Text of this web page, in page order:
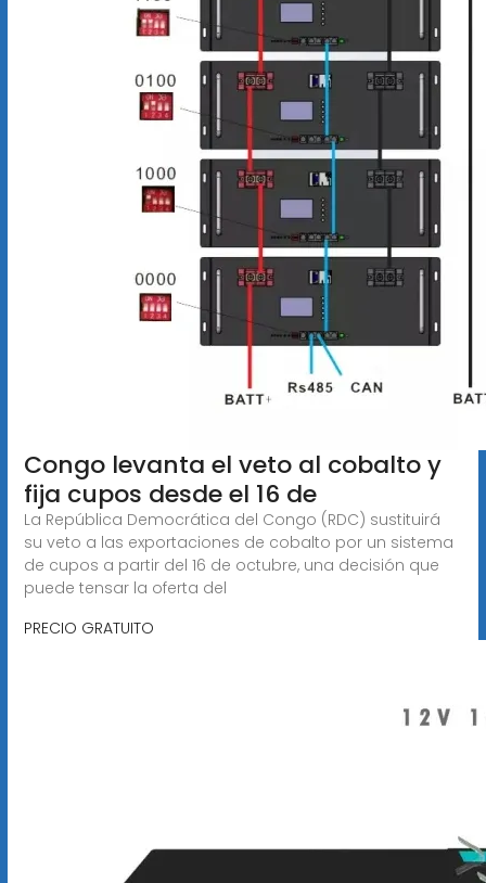
Congo levanta el veto al cobalto y
fija cupos desde el 16 de
La República Democrática del Congo (RDC) sustituirá
su veto a las exportaciones de cobalto por un sistema
de cupos a partir del 16 de octubre, una decisión que
puede tensar la oferta del
PRECIO GRATUITO